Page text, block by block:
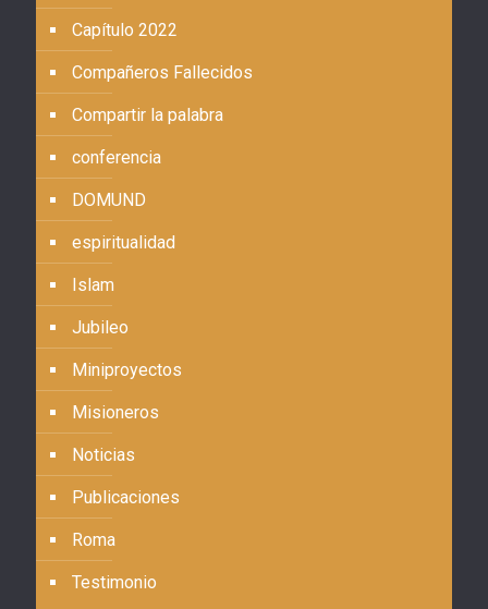
Capítulo 2022
Compañeros Fallecidos
Compartir la palabra
conferencia
DOMUND
espiritualidad
Islam
Jubileo
Miniproyectos
Misioneros
Noticias
Publicaciones
Roma
Testimonio